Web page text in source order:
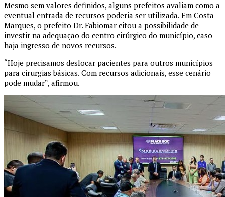
Mesmo sem valores definidos, alguns prefeitos avaliam como a
eventual entrada de recursos poderia ser utilizada. Em Costa
Marques, o prefeito Dr. Fabiomar citou a possibilidade de
investir na adequação do centro cirúrgico do município, caso
haja ingresso de novos recursos.
“Hoje precisamos deslocar pacientes para outros municípios
para cirurgias básicas. Com recursos adicionais, esse cenário
pode mudar”, afirmou.